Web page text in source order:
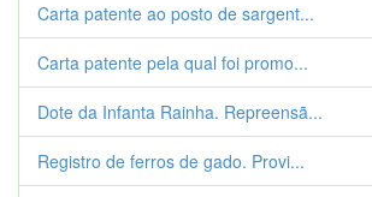
Carta patente ao posto de sargent...
Carta patente pela qual foi promo...
Dote da Infanta Rainha. Repreensã...
Registro de ferros de gado. Provi...